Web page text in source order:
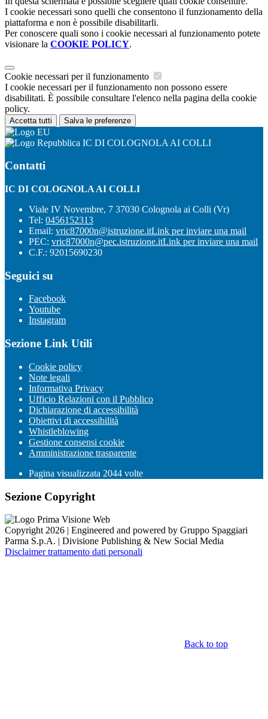
I cookie necessari sono quelli che consentono il funzionamento della
piattaforma e non è possibile disabilitarli.
Per conoscere quali sono i cookie necessari al funzionamento potete
visionare la COOKIE POLICY.
Cookie necessari per il funzionamento
I cookie necessari per il funzionamento non possono essere
disabilitati. È possibile consultare l'elenco nella pagina della cookie
policy.
Accetta tutti Salva le preferenze
IC DI COLOGNOLA AI COLLI
Contatti
IC DI COLOGNOLA AI COLLI
Viale IV Novembre, 7 37030 Colognola ai Colli (Vr)
Tel: 0456152313
Email: vric87000n@istruzione.itLink per inviare una mail
PEC: vric87000n@pec.istruzione.itLink per inviare una mail
C.F.: 92015690230
Seguici su
Facebook
Youtube
Instagram
Sezione Link Utili
Cookie policy
Note legali
Informativa Privacy
Ufficio Relazioni con il Pubblico
Dichiarazione di accessibilità
Obiettivi di accessibilità
Whistleblowing
Gestione consensi cookie
Amministrazione trasparente
Pagina visualizzata 2044 volte
Sezione Copyright
Copyright 2026 | Engineered and powered by Gruppo Spaggiari
Parma S.p.A. | Divisione Publishing & New Social Media
Disclaimer trattamento dati personali
Back to top